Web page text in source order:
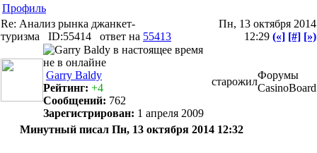
Профиль
Re: Анализ рынка джанкет-
туризма
ID:55414 ответ на 55413
Пн, 13 октября 2014
12:29 («] [#] [»)
Garry Baldy
Рейтинг: +4
Сообщений: 762
Зарегистрирован: 1 апреля 2009
старожил
Форумы
CasinoBoard
Минутный писал Пн, 13 октября 2014 12:32